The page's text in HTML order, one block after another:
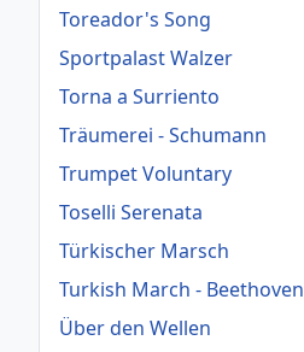
Toreador's Song
Sportpalast Walzer
Torna a Surriento
Träumerei - Schumann
Trumpet Voluntary
Toselli Serenata
Türkischer Marsch
Turkish March - Beethoven
Über den Wellen